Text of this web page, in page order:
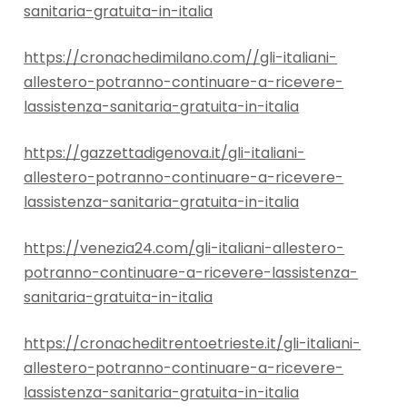
sanitaria-gratuita-in-italia
https://cronachedimilano.com//gli-italiani-
allestero-potranno-continuare-a-ricevere-
lassistenza-sanitaria-gratuita-in-italia
https://gazzettadigenova.it/gli-italiani-
allestero-potranno-continuare-a-ricevere-
lassistenza-sanitaria-gratuita-in-italia
https://venezia24.com/gli-italiani-allestero-
potranno-continuare-a-ricevere-lassistenza-
sanitaria-gratuita-in-italia
https://cronacheditrentoetrieste.it/gli-italiani-
allestero-potranno-continuare-a-ricevere-
lassistenza-sanitaria-gratuita-in-italia